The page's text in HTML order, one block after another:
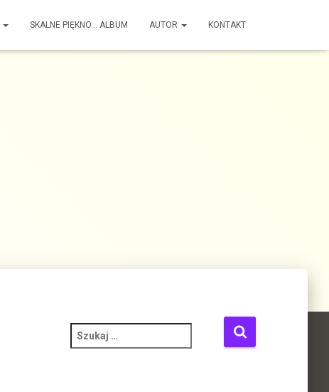
SKALNE PIĘKNO… ALBUM AUTOR KONTAKT
z